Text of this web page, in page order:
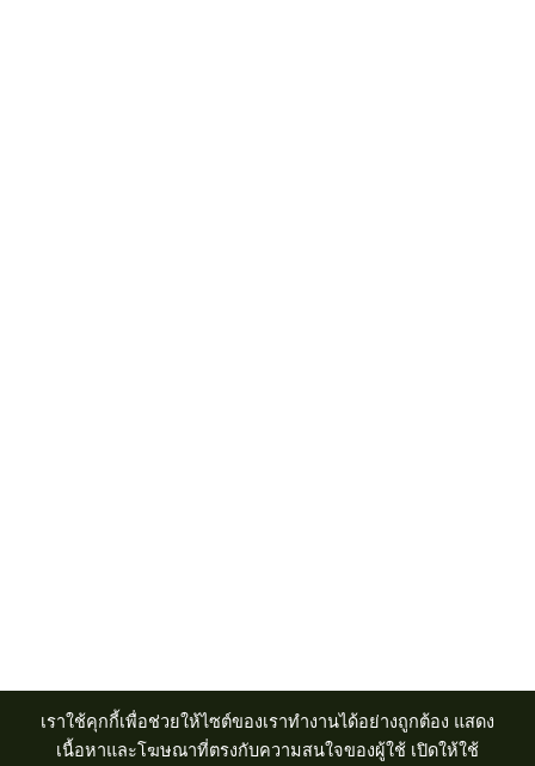
เราใช้คุกกี้เพื่อช่วยให้ไซต์ของเราทำงานได้อย่างถูกต้อง แสดง
เนื้อหาและโฆษณาที่ตรงกับความสนใจของผู้ใช้ เปิดให้ใช้
แขวงช่องนนทรี เขตยานนาวา กรุงเทพฯ 10120
Product Info Line 02-825-9600 Technical Inquiry 02-825-9645